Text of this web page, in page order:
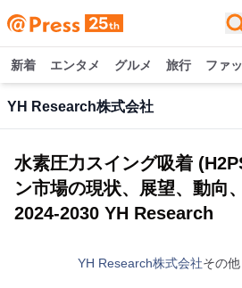
新着 エンタメ グルメ 旅行 ファ
YH Research株式会社
水素圧力スイング吸着
ン市場の現状、展望、動向
2024-2030 YH Research
YH Research株式会社その他